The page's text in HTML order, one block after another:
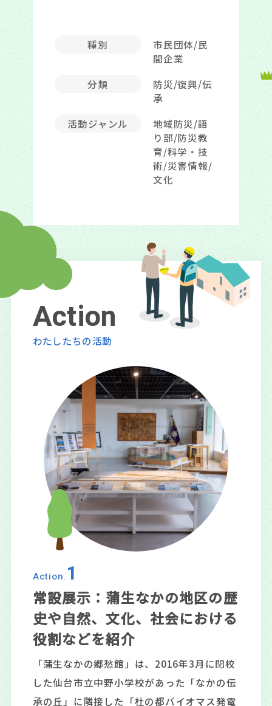
種別
市民団体/民
間企業
分類
防災/復興/伝
承
活動ジャンル
地域防災/語
り部/防災教
育/科学・技
術/災害情報/
文化
Action
わたしたちの活動
Action. 1
常設展示：蒲生なかの地区の歴
史や自然、文化、社会における
役割などを紹介
「蒲生なかの郷愁館」は、2016年3月に閉校
した仙台市立中野小学校があった「なかの伝
承の丘」に隣接した「杜の都バイオマス発電